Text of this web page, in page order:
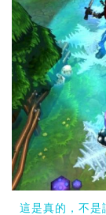
這是真的，不